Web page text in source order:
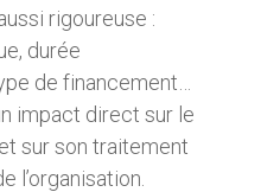
rigoureuse :
durée
de financement…
impact direct sur le
sur son traitement
l’organisation.